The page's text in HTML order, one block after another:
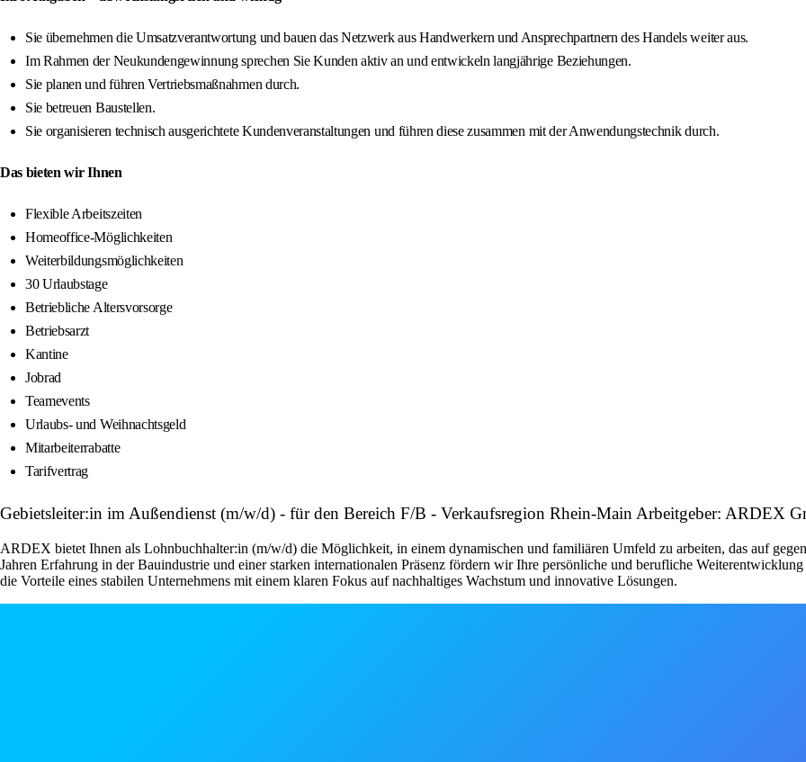
Sie übernehmen die Umsatzverantwortung und bauen das Netzwerk aus Handwerkern und Ansprechpartnern des Handels weiter aus.
Im Rahmen der Neukundengewinnung sprechen Sie Kunden aktiv an und entwickeln langjährige Beziehungen.
Sie planen und führen Vertriebsmaßnahmen durch.
Sie betreuen Baustellen.
Sie organisieren technisch ausgerichtete Kundenveranstaltungen und führen diese zusammen mit der Anwendungstechnik durch.
Das bieten wir Ihnen
Flexible Arbeitszeiten
Homeoffice-Möglichkeiten
Weiterbildungsmöglichkeiten
30 Urlaubstage
Betriebliche Altersvorsorge
Betriebsarzt
Kantine
Jobrad
Teamevents
Urlaubs- und Weihnachtsgeld
Mitarbeiterrabatte
Tarifvertrag
Gebietsleiter:in im Außendienst (m/w/d) - für den Bereich F/B - Verkaufsregion Rhein-Main Arbeitgeber: ARDEX
ARDEX bietet Ihnen als Lohnbuchhalter:in (m/w/d) die Möglichkeit, in einem dynamischen und familiären Umfeld zu arbeiten, das auf
Jahren Erfahrung in der Bauindustrie und einer starken internationalen Präsenz fördern wir Ihre persönliche und berufliche
die Vorteile eines stabilen Unternehmens mit einem klaren Fokus auf nachhaltiges Wachstum und innovative Lösungen.